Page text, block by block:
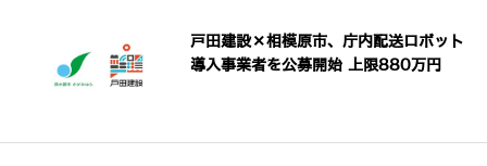
戸田建設×相模原市、庁内配送ロボット
導入事業者を公募開始 上限880万円